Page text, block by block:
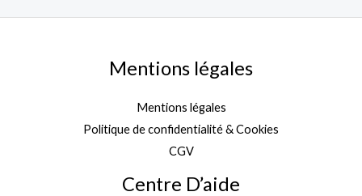
Mentions légales
Mentions légales
Politique de confidentialité & Cookies
CGV
Centre D’aide